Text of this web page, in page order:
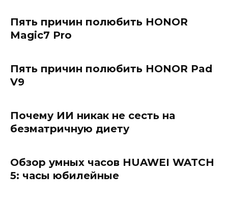
Пять причин полюбить HONOR
Magic7 Pro
Пять причин полюбить HONOR Pad
V9
Почему ИИ никак не сесть на
безматричную диету
Обзор умных часов HUAWEI WATCH
5: часы юбилейные